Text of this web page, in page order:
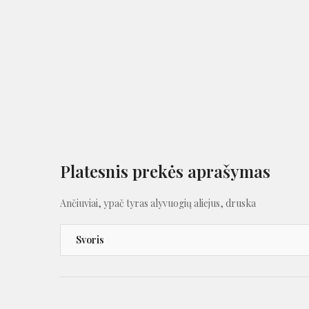
Platesnis prekės aprašymas
Ančiuviai, ypač tyras alyvuogių aliejus, druska
Svoris